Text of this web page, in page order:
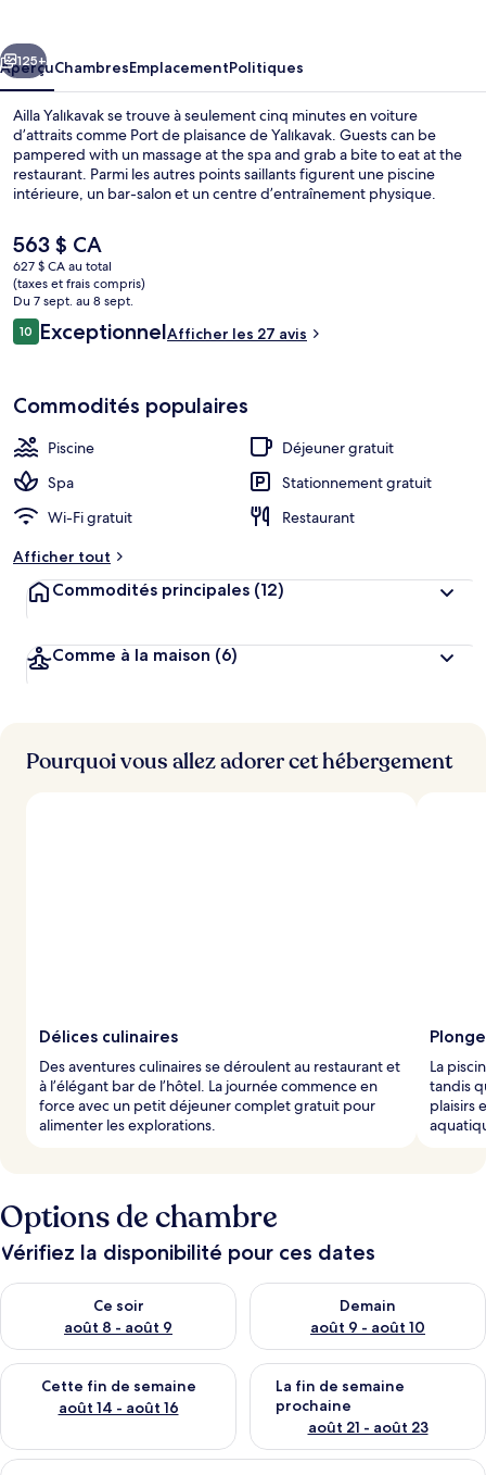
Suivant
125+
AperçuChambresEmplacementPolitiques
Ailla Yalıkavak se trouve à seulement cinq minutes en voiture
d’attraits comme Port de plaisance de Yalıkavak. Guests can be
pampered with un massage at the spa and grab a bite to eat at the
restaurant. Parmi les autres points saillants figurent une piscine
intérieure, un bar-salon et un centre d’entraînement physique.
Le
prix
actuel
est
de 563 $ CA
563 $ CA
627 $ CA au total
(taxes et frais compris)
Du 7 sept. au 8 sept.
Avis
1010 sur 10 –
ExceptionnelAfficher les 27 avis
Commodités populaires
Piscine
Déjeuner gratuit
Spa
Stationnement gratuit
Wi-Fi gratuit
Restaurant
Afficher tout
Commodités principales (12)
Comme à la maison (6)
Pourquoi vous allez adorer cet hébergement
Délices culinaires
Des aventures culinaires se déroulent au restaurant et
à l’élégant bar de l’hôtel. La journée commence en
force avec un petit déjeuner complet gratuit pour
alimenter les explorations.
La
tandis
plaisirs
Options de chambre
Vérifiez la disponibilité pour ces dates
Ce soir
août 8 - août 9
Vérifier la disponibilité pour ce soir août 8 - août 9
Demain
août 9 - août 10
Vérifier la disponibilité pour
Cette fin de semaine
août 14 - août 16
Vérifier la disponibilité pour cette fin de semaine août 14 -
La fin de semaine
prochaine
août 21 - août 23
Vérifier la disponibilité pour
Afficher
Sea View Deluxe Room | Minibar,